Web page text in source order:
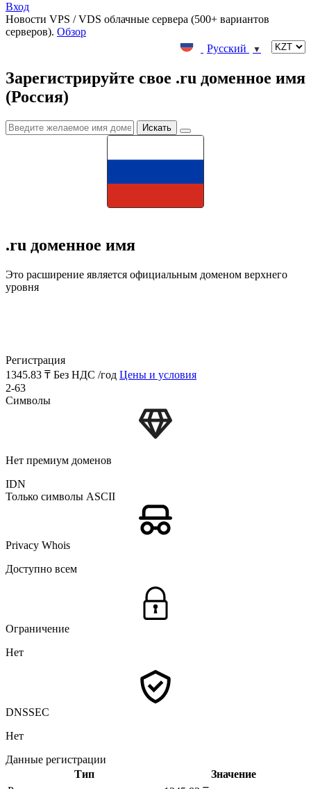
Вход
Новости VPS / VDS облачные сервера (500+ вариантов
серверов). Обзор
Русский
▼
Зарегистрируйте свое .ru доменное имя
(Россия)
.ru доменное имя
Это расширение является официальным доменом верхнего
уровня
Регистрация
1345.83 ₸ Без НДС /год Цены и условия
2-63
Символы
Нет премиум доменов
IDN
Только символы ASCII
Privacy Whois
Доступно всем
Ограничение
Нет
DNSSEC
Нет
Данные регистрации
Тип
Значение